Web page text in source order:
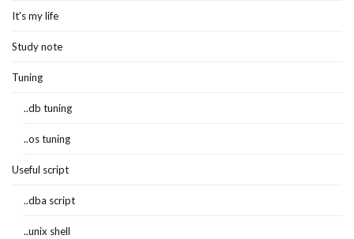
It's my life
Study note
Tuning
..db tuning
..os tuning
Useful script
..dba script
..unix shell